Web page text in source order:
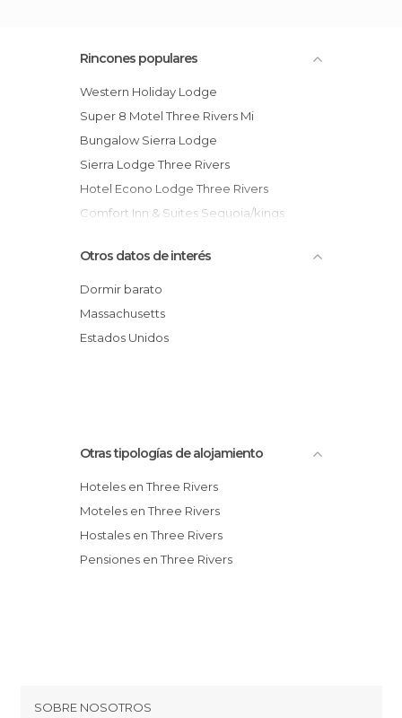
Rincones populares
Western Holiday Lodge
Super 8 Motel Three Rivers Mi
Bungalow Sierra Lodge
Sierra Lodge Three Rivers
Hotel Econo Lodge Three Rivers
Comfort Inn & Suites Sequoia/kings
Americas Best Value Inn
Best Western Inn Three Rivers
Bellevue Guesthouse
Sequoia Riverfront Cabins
Otros datos de interés
Dormir barato
Massachusetts
Estados Unidos
Otras tipologías de alojamiento
Hoteles en Three Rivers
Moteles en Three Rivers
Hostales en Three Rivers
Pensiones en Three Rivers
SOBRE NOSOTROS